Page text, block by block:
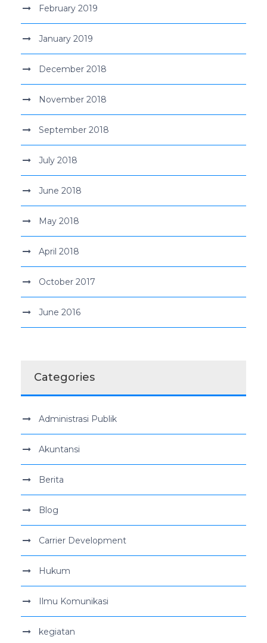
February 2019
January 2019
December 2018
November 2018
September 2018
July 2018
June 2018
May 2018
April 2018
October 2017
June 2016
Categories
Administrasi Publik
Akuntansi
Berita
Blog
Carrier Development
Hukum
Ilmu Komunikasi
kegiatan